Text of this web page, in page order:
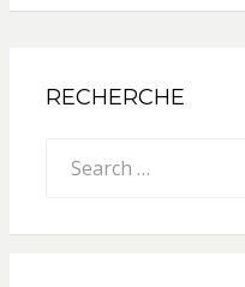
RECHERCHE
for: